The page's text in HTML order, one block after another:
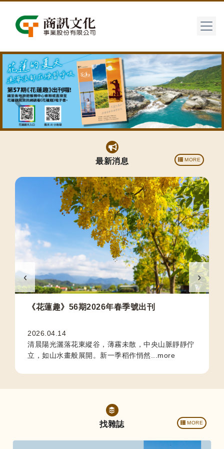
Previous Next
最新消息 MORE
《花蓮趣》56期2026年春季號出刊
2026.04.14
清晨陽光灑落花東縱谷，薄霧未散，中央山脈靜靜佇
立，如山水畫般展開。新一季稻作悄然...more
‹
›
找雜誌 MORE